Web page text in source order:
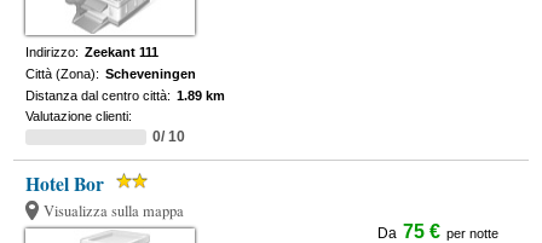
Indirizzo: Zeekant 111
Città (Zona): Scheveningen
Distanza dal centro città: 1.89 km
Valutazione clienti:
0/ 10
Hotel Bor
Visualizza sulla mappa
Da 75 € per notte